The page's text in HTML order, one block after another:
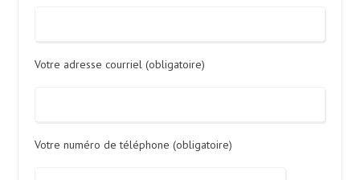
Votre adresse courriel (obligatoire)
Votre numéro de téléphone (obligatoire)